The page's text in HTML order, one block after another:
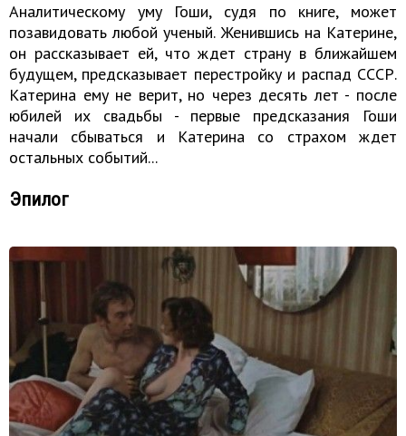
Аналитическому уму Гоши, судя по книге, может
позавидовать любой ученый. Женившись на Катерине,
он рассказывает ей, что ждет страну в ближайшем
будущем, предсказывает перестройку и распад СССР.
Катерина ему не верит, но через десять лет - после
юбилей их свадьбы - первые предсказания Гоши
начали сбываться и Катерина со страхом ждет
остальных событий...
Эпилог